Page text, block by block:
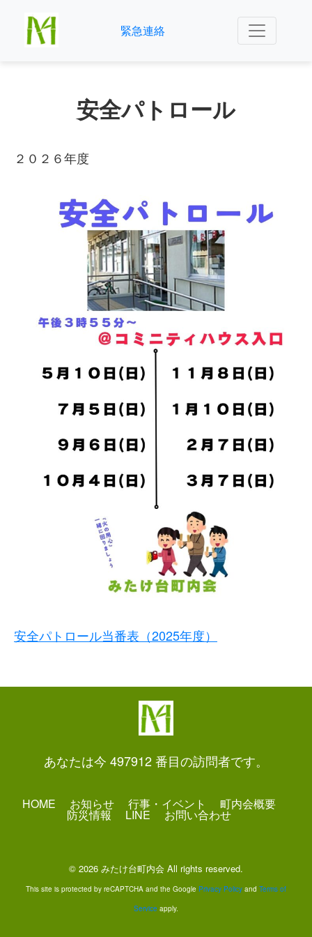
緊急連絡
安全パトロール
２０２６年度
安全パトロール当番表（2025年度）
あなたは今 497912 番目の訪問者です。
HOME お知らせ 行事・イベント 町内会概要
防災情報 LINE お問い合わせ
© 2026 みたけ台町内会 All rights reserved.
This site is protected by reCAPTCHA and the Google Privacy Policy and Terms of
Service apply.